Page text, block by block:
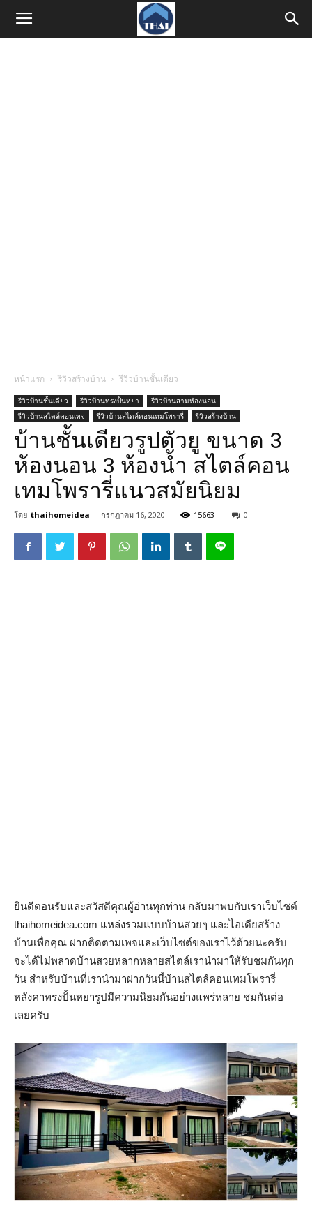
หน้าแรก รีวิวสร้างบ้าน รีวิวบ้านชั้นเดียว
รีวิวบ้านชั้นเดียว รีวิวบ้านทรงปั้นหยา
รีวิวบ้านสามห้องนอน
รีวิวบ้านสไตล์คอนเทจ
รีวิวบ้านสไตล์คอนเทมโพรารี่ รีวิวสร้างบ้าน
บ้านชั้นเดียวรูปตัวยู ขนาด 3
ห้องนอน 3 ห้องน้ำ สไตล์คอน
เทมโพรารี่แนวสมัยนิยม
โดย thaihomeidea - กรกฎาคม 16, 2020 15663 0
ยินดีตอนรับและสวัสดีคุณผู้อ่านทุกท่าน กลับมาพบกับเราเว็บไซต์
thaihomeidea.com แหล่งรวมแบบบ้านสวยๆ และไอเดียสร้าง
บ้านเพื่อคุณ ฝากติดตามเพจและเว็บไซต์ของเราไว้ด้วยนะครับ
จะได้ไม่พลาดบ้านสวยหลากหลายสไตล์เรานำมาให้รับชมกันทุก
วัน สำหรับบ้านที่เรานำมาฝากวันนี้บ้านสไตล์คอนเทมโพรารี่
หลังคาทรงปั้นหยารูปมีความนิยมกันอย่างแพร่หลาย ชมกันต่อ
เลยครับ